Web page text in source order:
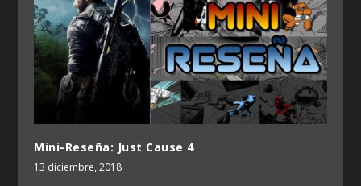
Mini-Reseña: Just Cause 4
13 diciembre, 2018